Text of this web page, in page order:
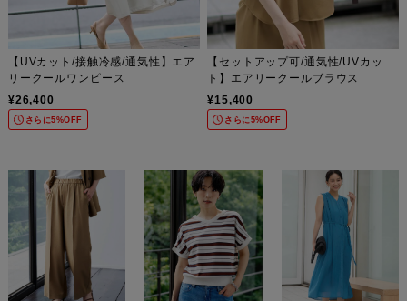
【UVカット/接触冷感/通気性】エア
リークールワンピース
¥26,400
さらに5%OFF
【セットアップ可/通気性/UVカッ
ト】エアリークールブラウス
¥15,400
さらに5%OFF